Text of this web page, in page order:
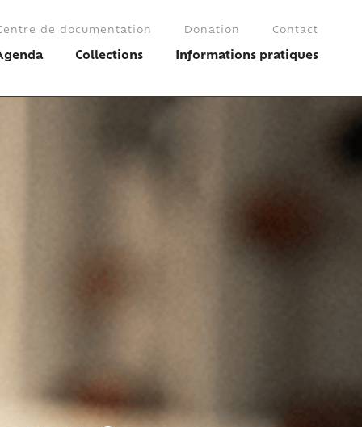
de documentation Donation Contact
Collections Informations pratiques